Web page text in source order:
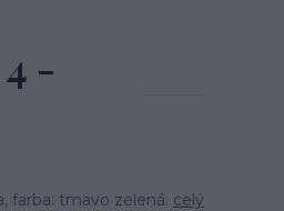
-
farba: tmavo zelená. celý